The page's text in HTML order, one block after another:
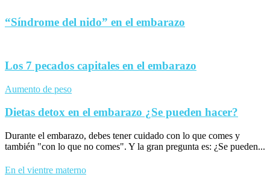
“Síndrome del nido” en el embarazo
Los 7 pecados capitales en el embarazo
Aumento de peso
Dietas detox en el embarazo ¿Se pueden hacer?
Durante el embarazo, debes tener cuidado con lo que comes y
también "con lo que no comes". Y la gran pregunta es: ¿Se pueden...
En el vientre materno